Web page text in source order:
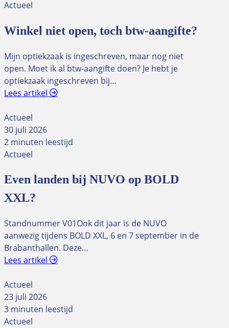
Actueel
Winkel niet open, toch btw-aangifte?
Mijn optiekzaak is ingeschreven, maar nog niet
open. Moet ik al btw-aangifte doen? Je hebt je
optiekzaak ingeschreven bij…
Lees artikel
Actueel
30 juli 2026
2 minuten leestijd
Actueel
Even landen bij NUVO op BOLD
XXL?
Standnummer V01Ook dit jaar is de NUVO
aanwezig tijdens BOLD XXL, 6 en 7 september in de
Brabanthallen. Deze…
Lees artikel
Actueel
23 juli 2026
3 minuten leestijd
Actueel